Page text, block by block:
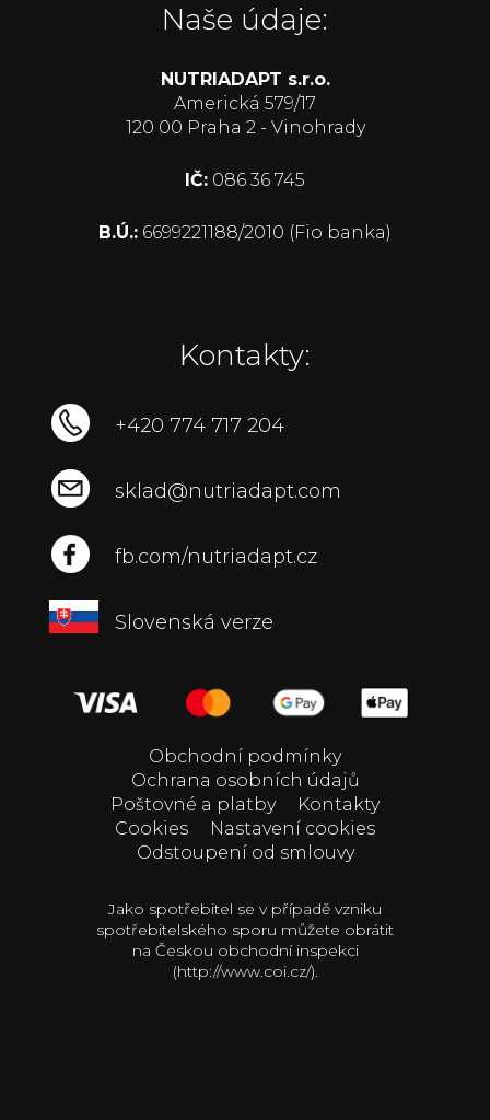
Naše údaje:
NUTRIADAPT s.r.o.
Americká 579/17
120 00 Praha 2 - Vinohrady
IČ: 086 36 745
B.Ú.: 6699221188/2010 (Fio banka)
Kontakty:
+420 774 717 204
sklad@nutriadapt.com
fb.com/nutriadapt.cz
Slovenská verze
Obchodní podmínky
Ochrana osobních údajů
Poštovné a platby
Kontakty
Cookies
Nastavení cookies
Odstoupení od smlouvy
Jako spotřebitel se v případě vzniku
spotřebitelského sporu můžete obrátit
na Českou obchodní inspekci
(http://www.coi.cz/).